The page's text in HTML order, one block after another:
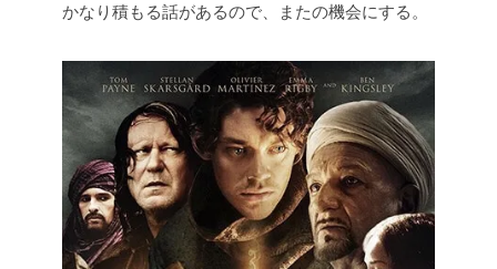
かなり積もる話があるので、またの機会にする。